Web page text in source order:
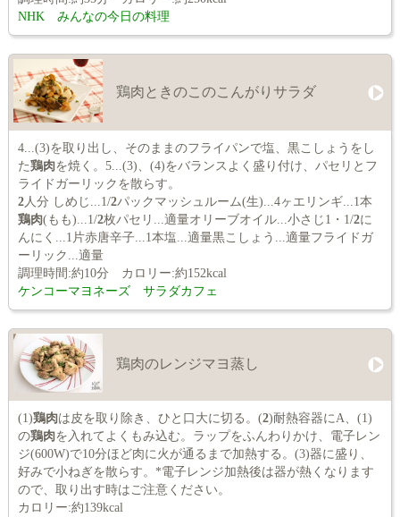
NHK みんなの今日の料理
鶏肉ときのこのこんがりサラダ
4...(3)を取り出し、そのままのフライパンで塩、黒こしょうをし
た鶏肉を焼く。5...(3)、(4)をバランスよく盛り付け、パセリとフ
ライドガーリックを散らす。
2人分 しめじ...1/2パックマッシュルーム(生)...4ヶエリンギ...1本
鶏肉(もも)...1/2枚パセリ...適量オリーブオイル...小さじ1・1/2に
んにく...1片赤唐辛子...1本塩...適量黒こしょう...適量フライドガ
ーリック...適量
調理時間:約10分 カロリー:約152kcal
ケンコーマヨネーズ サラダカフェ
鶏肉のレンジマヨ蒸し
(1)鶏肉は皮を取り除き、ひと口大に切る。(2)耐熱容器にA、(1)
の鶏肉を入れてよくもみ込む。ラップをふんわりかけ、電子レン
ジ(600W)で10分ほど肉に火が通るまで加熱する。(3)器に盛り、
好みで小ねぎを散らす。*電子レンジ加熱後は器が熱くなります
ので、取り出す時はご注意ください。
カロリー:約139kcal